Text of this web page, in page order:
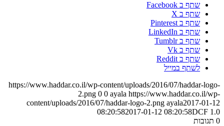
שתף ב Facebook
שתף ב X
שתף ב Pinterest
שתף ב LinkedIn
שתף ב Tumblr
שתף ב Vk
שתף ב Reddit
לשתף במייל
https://www.haddar.co.il/wp-content/uploads/2016/07/haddar-logo-
2.png 0 0 ayala https://www.haddar.co.il/wp-
content/uploads/2016/07/haddar-logo-2.png ayala2017-01-12
08:20:582017-01-12 08:20:58DCF 1.0
0 תגובות